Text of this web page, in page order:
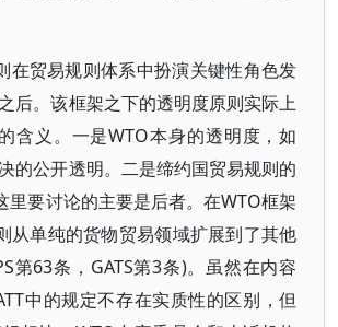
在贸易规则体系中扮演关键性角色发
后。该框架之下的透明度原则实际上
含义。一是WTO本身的透明度，如
的公开透明。二是缔约国贸易规则的
里要讨论的主要是后者。在WTO框架
从单纯的货物贸易领域扩展到了其他
第63条，GATS第3条)。虽然在内容
中的规定不存在实质性的区别，但